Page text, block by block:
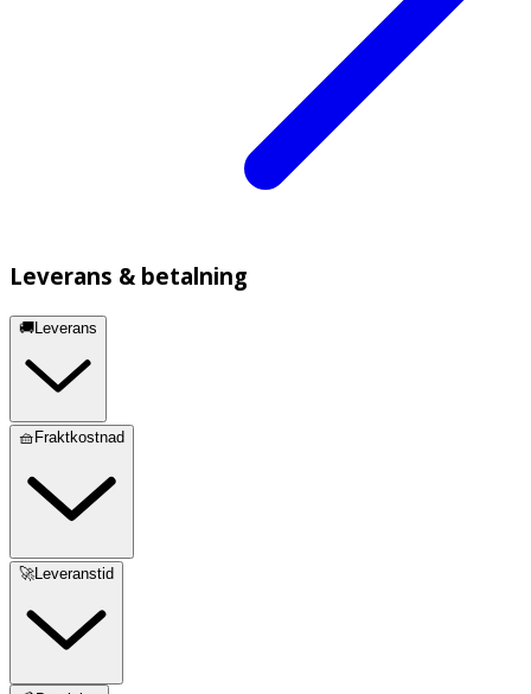
Leverans & betalning
🚚Leverans
🧺Fraktkostnad
🚀Leveranstid